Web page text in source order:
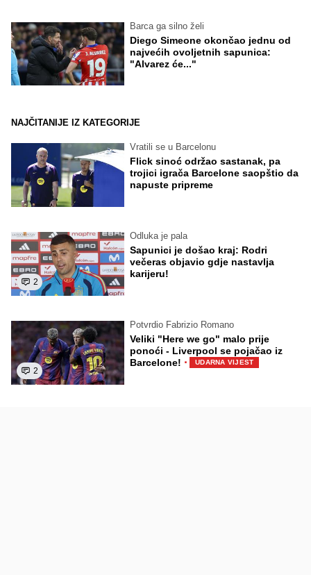
Barca ga silno želi
Diego Simeone okončao jednu od
najvećih ovoljetnih sapunica:
"Alvarez će..."
NAJČITANIJE IZ KATEGORIJE
Vratili se u Barcelonu
Flick sinoć održao sastanak, pa
trojici igrača Barcelone saopštio da
napuste pripreme
2
Odluka je pala
Sapunici je došao kraj: Rodri
večeras objavio gdje nastavlja
karijeru!
2
Potvrdio Fabrizio Romano
Veliki "Here we go" malo prije
ponoći - Liverpool se pojačao iz
Barcelone! · UDARNA VIJEST